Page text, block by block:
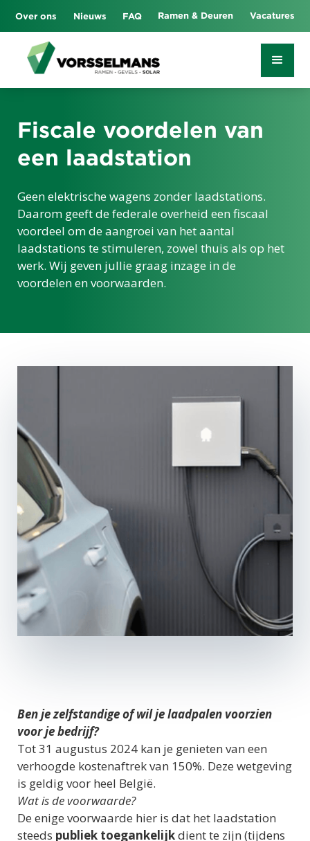
Over ons Nieuws FAQ Ramen & Deuren Vacatures
Fiscale voordelen van
een laadstation
Geen elektrische wagens zonder laadstations.
Daarom geeft de federale overheid een fiscaal
voordeel om de aangroei van het aantal
laadstations te stimuleren, zowel thuis als op het
werk. Wij geven jullie graag inzage in de
voordelen en voorwaarden.
Ben je zelfstandige of wil je laadpalen voorzien
voor je bedrijf?
Tot 31 augustus 2024 kan je genieten van een
verhoogde kostenaftrek van 150%. Deze wetgeving
is geldig voor heel België.
Wat is de voorwaarde?
De enige voorwaarde hier is dat het laadstation
steeds publiek toegankelijkdient te zijn (tijdens